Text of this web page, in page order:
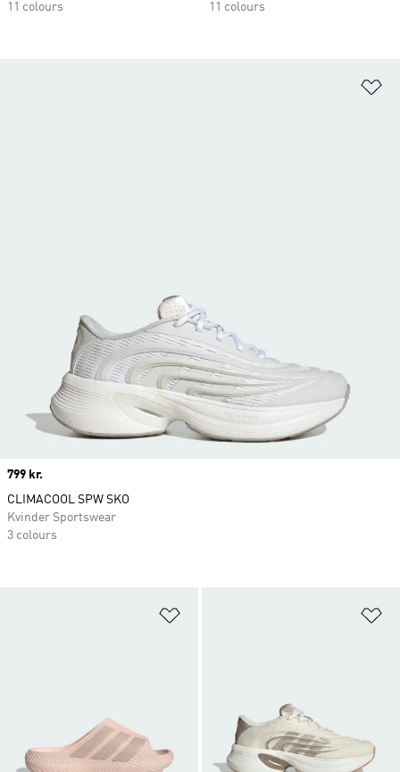
11 colours
11 colours
Price
799 kr.
CLIMACOOL SPW SKO
Kvinder Sportswear
3 colours